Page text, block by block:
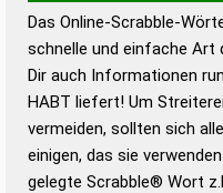
Wortwurzel liefert mit
Wortanalyse-
Wortbedeutung,
Gültigkeit eines
bestimmen!
Wörterbücher sind:
Das Online-Scrabble-
schnelle und einfache Art
Dir auch Informationen
HABT liefert! Um
vermeiden, sollten sich
einigen, das sie
gelegte Scrabble® Wort